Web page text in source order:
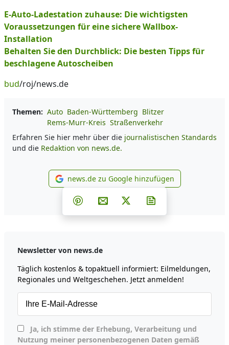
E-Auto-Ladestation zuhause: Die wichtigsten
Voraussetzungen für eine sichere Wallbox-
Installation
Behalten Sie den Durchblick: Die besten Tipps für
beschlagene Autoscheiben
bud/roj/news.de
Themen: Auto Baden-Württemberg Blitzer
Rems-Murr-Kreis Straßenverkehr
Erfahren Sie hier mehr über die journalistischen Standards
und die Redaktion von news.de.
news.de zu Google
news.de zu Google hinzufügen
Teilen auf Facebook
Teilen auf Whatsapp
Teilen auf Telegram
Teilen auf Pinterest
Per E-Mail teilen
Post auf X
Newsletter von news.de
Täglich kostenlos & topaktuell informiert: Eilmeldungen,
Regionales und Weltgeschehen. Jetzt anmelden!
Nutzung meiner personenbezogenen Daten gemäß